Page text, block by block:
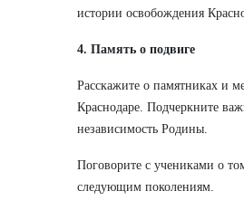
истории освобождения
4. Память о подвиге
Расскажите о памятниках и
Краснодаре. Подчеркните
независимость Родины.
Поговорите с учениками о
следующим поколениям.